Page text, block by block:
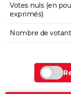
Votes nuls (en
exprimés)
Nombre de